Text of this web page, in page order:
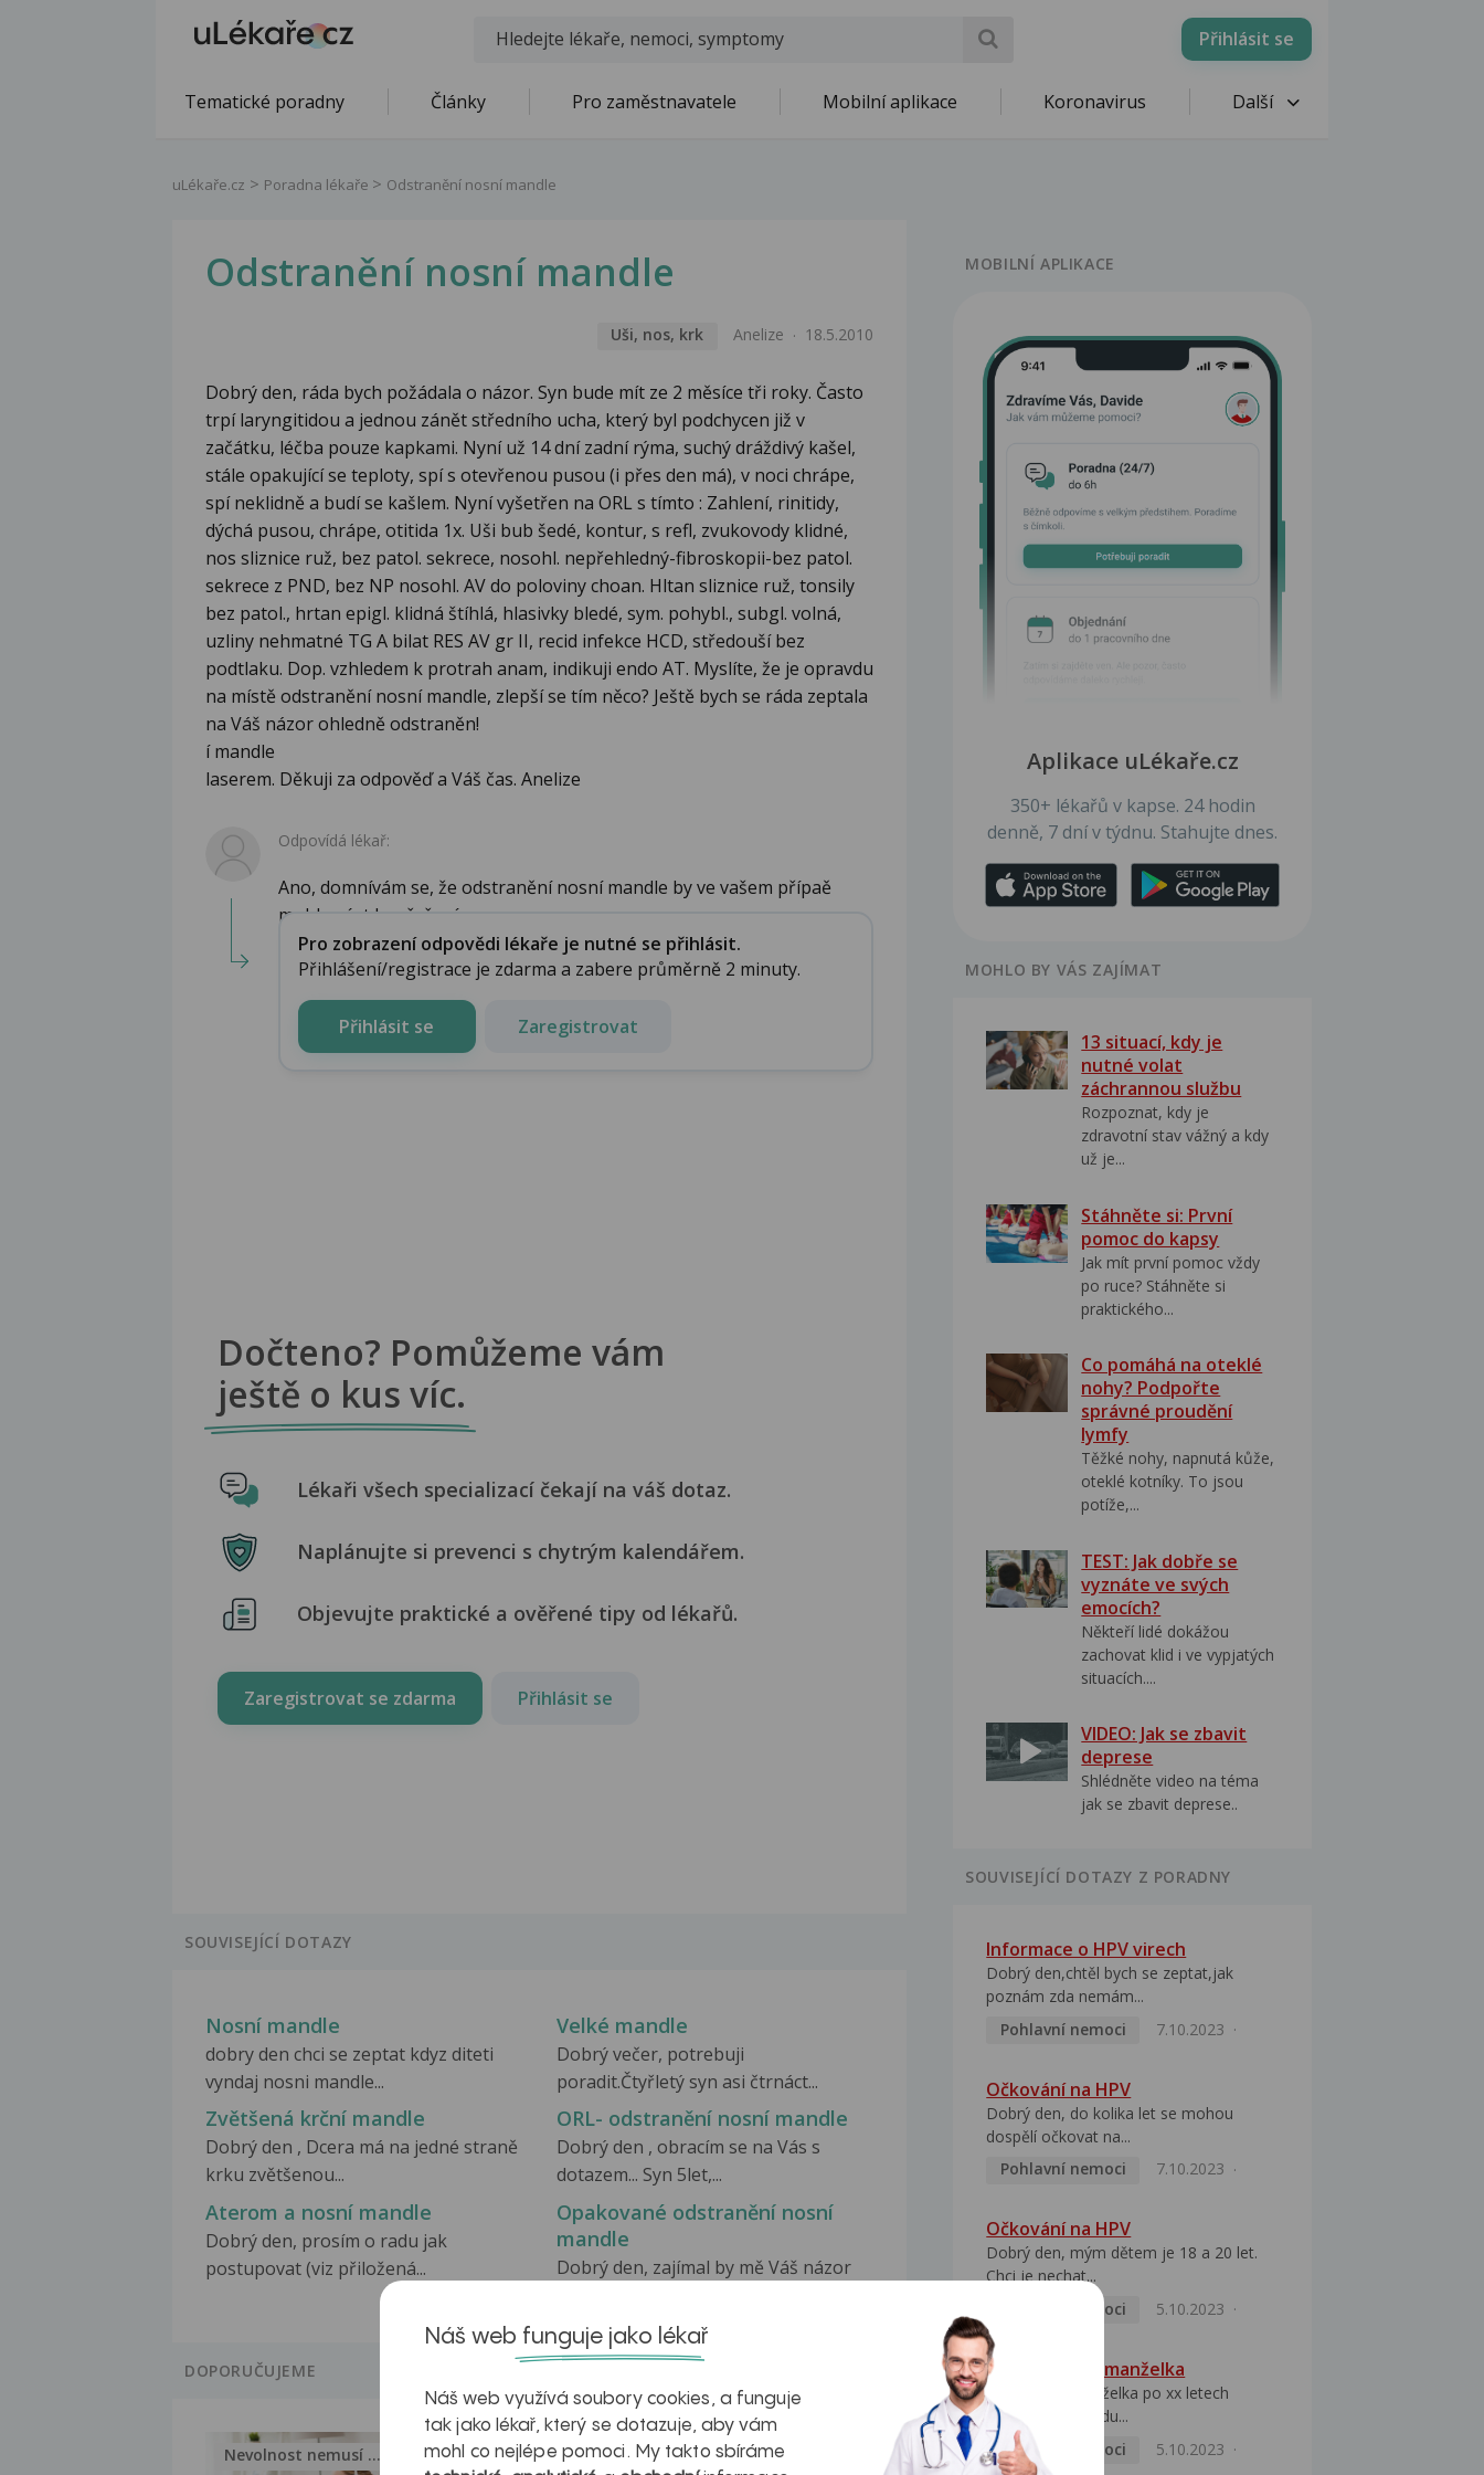
Přihlásit se
Tematické poradny Články Pro zaměstnavatele Mobilní aplikace Koronavirus Další
uLékaře.cz Poradna lékaře Odstranění nosní mandle
Odstranění nosní mandle
Uši, nos, krk Anelize 18.5.2010
Dobrý den, ráda bych požádala o názor. Syn bude mít ze 2 měsíce tři roky. Často
trpí laryngitidou a jednou zánět středního ucha, který byl podchycen již v
začátku, léčba pouze kapkami. Nyní už 14 dní zadní rýma, suchý dráždivý kašel,
stále opakující se teploty, spí s otevřenou pusou (i přes den má), v noci chrápe,
spí neklidně a budí se kašlem. Nyní vyšetřen na ORL s tímto : Zahlení, rinitidy,
dýchá pusou, chrápe, otitida 1x. Uši bub šedé, kontur, s refl, zvukovody klidné,
nos sliznice ruž, bez patol. sekrece, nosohl. nepřehledný-fibroskopii-bez patol.
sekrece z PND, bez NP nosohl. AV do poloviny choan. Hltan sliznice ruž, tonsily
bez patol., hrtan epigl. klidná štíhlá, hlasivky bledé, sym. pohybl., subgl. volná,
uzliny nehmatné TG A bilat RES AV gr II, recid infekce HCD, středouší bez
podtlaku. Dop. vzhledem k protrah anam, indikuji endo AT. Myslíte, že je opravdu
na místě odstranění nosní mandle, zlepší se tím něco? Ještě bych se ráda zeptala
na Váš názor ohledně odstraněn!
í mandle
laserem. Děkuji za odpověď a Váš čas. Anelize
Odpovídá lékař:
Ano, domnívám se, že odstranění nosní mandle by ve vašem přípaě
mohlo vést k vyřešení ...
Pro zobrazení odpovědi lékaře je nutné se přihlásit.
Přihlášení/registrace je zdarma a zabere průměrně 2 minuty.
Přihlásit se Zaregistrovat
Dočteno? Pomůžeme vám
ještě o kus víc.
Lékaři všech specializací čekají na váš dotaz.
Naplánujte si prevenci s chytrým kalendářem.
Objevujte praktické a ověřené tipy od lékařů.
Zaregistrovat se zdarma Přihlásit se
SOUVISEJÍCÍ DOTAZY
Nosní mandle
dobry den chci se zeptat kdyz diteti
vyndaj nosni mandle...
Velké mandle
Dobrý večer, potrebuji
poradit.Čtyřletý syn asi čtrnáct...
Zvětšená krční mandle
Dobrý den , Dcera má na jedné straně
krku zvětšenou...
ORL- odstranění nosní mandle
Dobrý den , obracím se na Vás s
dotazem... Syn 5let,...
Aterom a nosní mandle
Dobrý den, prosím o radu jak
postupovat (viz přiložená...
Opakované odstranění nosní
mandle
Dobrý den, zajímal by mě Váš názor
DOPORUČUJEME
Nevolnost nemusí být nutnou... Jak na zdravá játra?
MOBILNÍ APLIKACE
Aplikace uLékaře.cz
350+ lékařů v kapse. 24 hodin
denně, 7 dní v týdnu. Stahujte dnes.
MOHLO BY VÁS ZAJÍMAT
13 situací, kdy je
nutné volat
záchrannou službu
Rozpoznat, kdy je
zdravotní stav vážný a kdy
už je...
Stáhněte si: První
pomoc do kapsy
Jak mít první pomoc vždy
po ruce? Stáhněte si
praktického...
Co pomáhá na oteklé
nohy? Podpořte
správné proudění
lymfy
Těžké nohy, napnutá kůže,
oteklé kotníky. To jsou
potíže,...
TEST: Jak dobře se
vyznáte ve svých
emocích?
Někteří lidé dokážou
zachovat klid i ve vypjatých
situacích....
VIDEO: Jak se zbavit
deprese
Shlédněte video na téma
jak se zbavit deprese..
SOUVISEJÍCÍ DOTAZY Z PORADNY
Informace o HPV virech
Dobrý den,chtěl bych se zeptat,jak
poznám zda nemám...
Pohlavní nemoci
7.10.2023
Očkování na HPV
Dobrý den, do kolika let se mohou
dospělí očkovat na...
Pohlavní nemoci
7.10.2023
Očkování na HPV
Dobrý den, mým dětem je 18 a 20 let.
Chci je nechat...
Pohlavní nemoci
5.10.2023
HPV pozitivní manželka
Dobrý den, manželka po xx letech
přivezla z Východu...
Pohlavní nemoci
5.10.2023
Náš web funguje jako lékař
Náš web využívá soubory cookies, a funguje
tak jako lékař, který se dotazuje, aby vám
mohl co nejlépe pomoci. My takto sbíráme